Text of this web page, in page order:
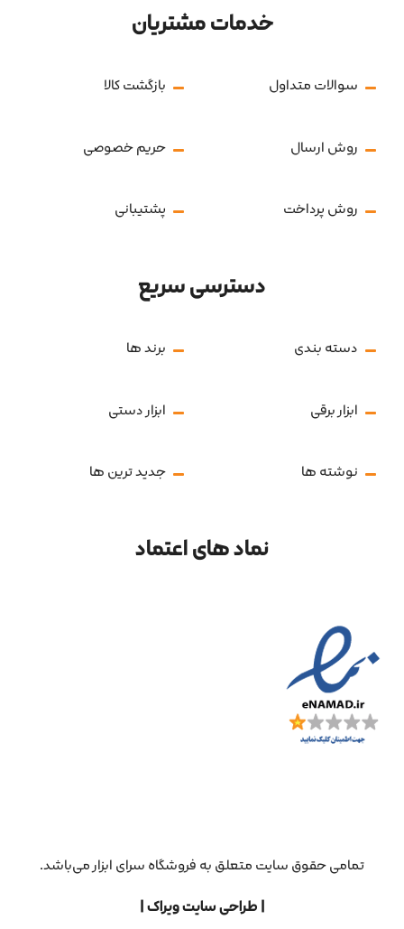
خدمات مشتریان
سوالات متداول بازگشت کالا
روش ارسال حریم خصوصی
روش پرداخت پشتیبانی
دسترسی سریع
دسته بندی برند ها
ابزار برقی ابزار دستی
نوشته ها جدید ترین ها
نماد های اعتماد
تمامی حقوق سایت متعلق به فروشگاه سرای ابزار می‌باشد.
| طراحی سایت ویراک |